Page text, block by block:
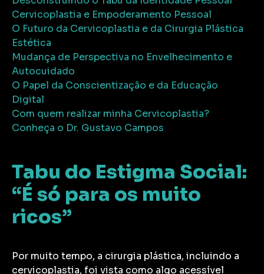
Cervicoplastia e Empoderamento Pessoal
O Futuro da Cervicoplastia e da Cirurgia Plástica
Estética
Mudança de Perspectiva no Envelhecimento e
Autocuidado
O Papel da Conscientização e da Educação
Digital
Com quem realizar minha Cervicoplastia?
Conheça o Dr. Gustavo Campos
Tabu do Estigma Social:
“É só para os muito
ricos”
Por muito tempo, a cirurgia plástica, incluindo a
cervicoplastia, foi vista como algo acessível